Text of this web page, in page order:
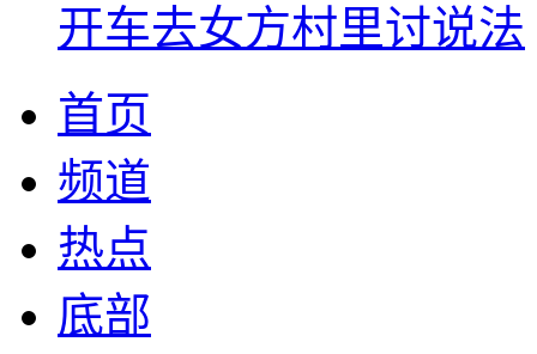
开车去女方村里讨说法
首页
频道
热点
底部